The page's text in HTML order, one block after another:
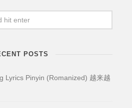
POSTS
Lyrics Pinyin (Romanized) 越来越